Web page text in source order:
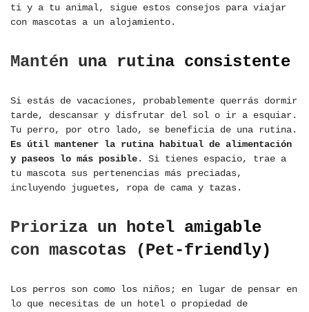
ti y a tu animal, sigue estos consejos para viajar
con mascotas a un alojamiento.
Mantén una rutina consistente
Si estás de vacaciones, probablemente querrás dormir
tarde, descansar y disfrutar del sol o ir a esquiar.
Tu perro, por otro lado, se beneficia de una rutina.
Es útil mantener la rutina habitual de alimentación
y paseos lo más posible. Si tienes espacio, trae a
tu mascota sus pertenencias más preciadas,
incluyendo juguetes, ropa de cama y tazas.
Prioriza un hotel amigable
con mascotas (Pet-friendly)
Los perros son como los niños; en lugar de pensar en
lo que necesitas de un hotel o propiedad de